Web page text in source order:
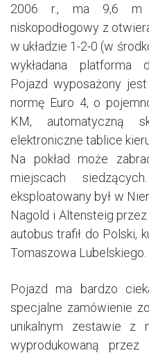
2006 r., ma 9,6 m
niskopodłogowy z
w układzie 1-2-0 (w
wykładana platforma
Pojazd wyposażony
normę Euro 4, o
KM, automatyczną
elektroniczne tablice
Na pokład może
miejscach
eksploatowany był w
Nagold i Altensteig przez
autobus trafił do Polski,
Tomaszowa Lubelskiego.
Pojazd ma bardzo
specjalne zamówienie
unikalnym zestawie z
wyprodukowaną